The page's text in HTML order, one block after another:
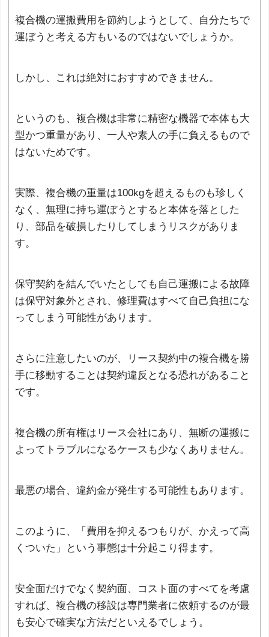
複合機の運搬費用を節約しようとして、自分たちで
運ぼうと考える方もいるのではないでしょうか。
しかし、これは絶対におすすめできません。
というのも、複合機は非常に精密な機器で本体も大
型かつ重量があり、一人や素人の手に負えるもので
はないためです。
実際、複合機の重量は100kgを超えるものも珍しく
なく、無理に持ち運ぼうとすると本体を落とした
り、部品を破損したりしてしまうリスクがありま
す。
保守契約を結んでいたとしても自己運搬による故障
は保守対象外とされ、修理費はすべて自己負担にな
ってしまう可能性があります。
さらに注意したいのが、リース契約中の複合機を勝
手に移動することは契約違反となる恐れがあること
です。
複合機の所有権はリース会社にあり、無断の運搬に
よってトラブルになるケースも少なくありません。
最悪の場合、違約金が発生する可能性もあります。
このように、「費用を抑えるつもりが、かえって高
くついた」という事態は十分起こり得ます。
安全面だけでなく契約面、コスト面のすべてを考慮
すれば、複合機の移設は専門業者に依頼するのが最
も安心で確実な方法だといえるでしょう。